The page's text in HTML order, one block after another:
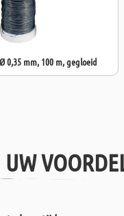
0,35 mm, 100 m, gegloeid
UW